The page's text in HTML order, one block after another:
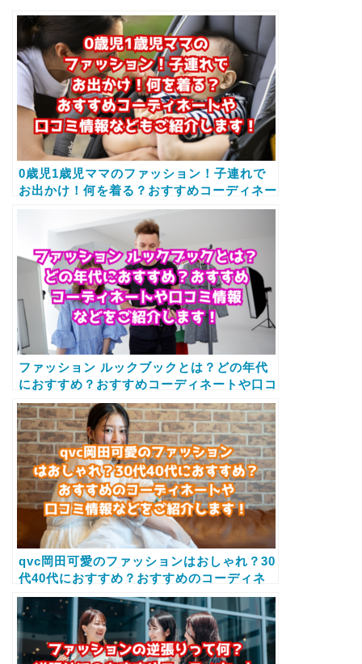
0歳児1歳児ママのファッション！子連れで
お出かけ！何を着る？おすすめコーディネー
トや口コミ情報などもご紹介します！
ファッション ルックブックとは？どの年代
におすすめ？おすすめコーディネートや口コ
ミ情報などをご紹介します！
qvc岡田可愛のファッションはおしゃれ？30
代40代におすすめ？おすすめのコーディネ
ートや口コミ情報などをご紹介します！